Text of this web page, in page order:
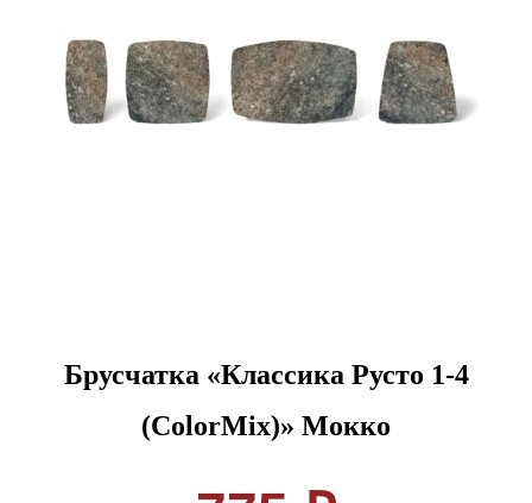
Брусчатка «Классика Русто 1-4
(ColorMix)» Мокко